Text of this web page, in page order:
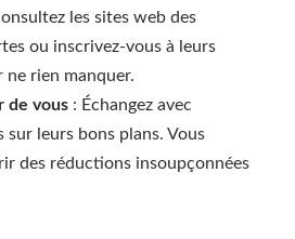
les sites web des
ou inscrivez-vous à leurs
rien manquer.
de vous : Échangez avec
sur leurs bons plans. Vous
des réductions insoupçonnées